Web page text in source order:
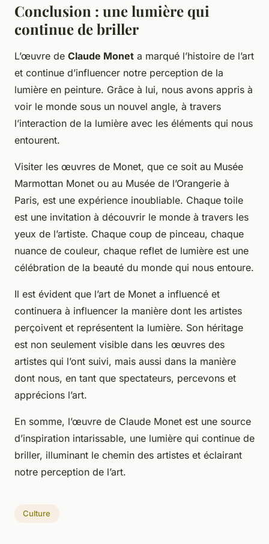
Conclusion : une lumière qui
continue de briller
L’œuvre de Claude Monet a marqué l’histoire de l’art
et continue d’influencer notre perception de la
lumière en peinture. Grâce à lui, nous avons appris à
voir le monde sous un nouvel angle, à travers
l’interaction de la lumière avec les éléments qui nous
entourent.
Visiter les œuvres de Monet, que ce soit au Musée
Marmottan Monet ou au Musée de l’Orangerie à
Paris, est une expérience inoubliable. Chaque toile
est une invitation à découvrir le monde à travers les
yeux de l’artiste. Chaque coup de pinceau, chaque
nuance de couleur, chaque reflet de lumière est une
célébration de la beauté du monde qui nous entoure.
Il est évident que l’art de Monet a influencé et
continuera à influencer la manière dont les artistes
perçoivent et représentent la lumière. Son héritage
est non seulement visible dans les œuvres des
artistes qui l’ont suivi, mais aussi dans la manière
dont nous, en tant que spectateurs, percevons et
apprécions l’art.
En somme, l’œuvre de Claude Monet est une source
d’inspiration intarissable, une lumière qui continue de
briller, illuminant le chemin des artistes et éclairant
notre perception de l’art.
Culture